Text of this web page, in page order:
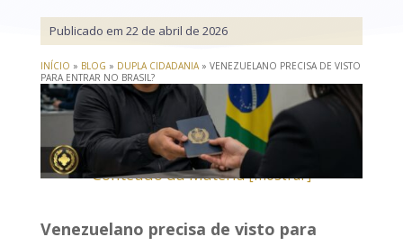
Publicado em 22 de abril de 2026
INÍCIO » BLOG » DUPLA CIDADANIA» VENEZUELANO PRECISA DE VISTO
PARA ENTRAR NO BRASIL?
Conteúdo da Matéria[mostrar]
Venezuelano precisa de visto para